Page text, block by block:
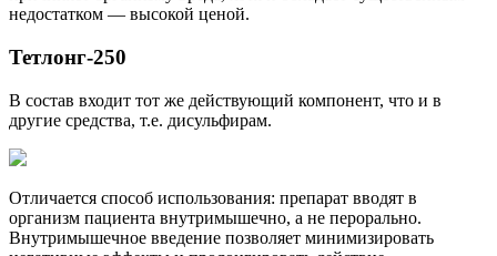
недостатком — высокой ценой.
Тетлонг-250
В состав входит тот же действующий компонент, что и в
другие средства, т.е. дисульфирам.
Отличается способ использования: препарат вводят в
организм пациента внутримышечно, а не перорально.
Внутримышечное введение позволяет минимизировать